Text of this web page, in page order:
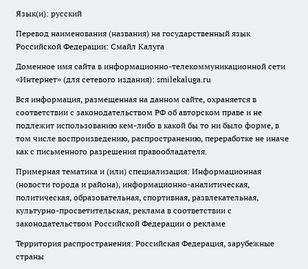
Язык(и): русский
Перевод наименования (названия) на государственный язык
Российской Федерации: Смайл Калуга
Доменное имя сайта в информационно-телекоммуникационной сети
«Интернет» (для сетевого издания): smilekaluga.ru
Вся информация, размещенная на данном сайте, охраняется в
соответствии с законодательством РФ об авторском праве и не
подлежит использованию кем-либо в какой бы то ни было форме, в
том числе воспроизведению, распространению, переработке не иначе
как с письменного разрешения правообладателя.
Примерная тематика и (или) специализация: Информационная
(новости города и района), информационно-аналитическая,
политическая, образовательная, спортивная, развлекательная,
культурно-просветительская, реклама в соответствии с
законодательством Российской Федерации о рекламе
Территория распространения: Российская Федерация, зарубежные
страны